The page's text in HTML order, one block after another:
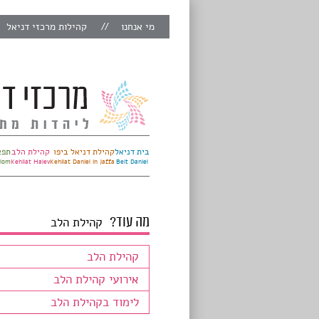
מי אנחנו קהילות מרכזי דניאל
בית דניאל
Beit Daniel
קהילת דניאל ביפו
Kehilat Daniel in Jaffa
קהילת הלב
Kehilat Halev
מה עוד? קהילת הלב
קהילת הלב
אירועי קהילת הלב
לימוד בקהילת הלב